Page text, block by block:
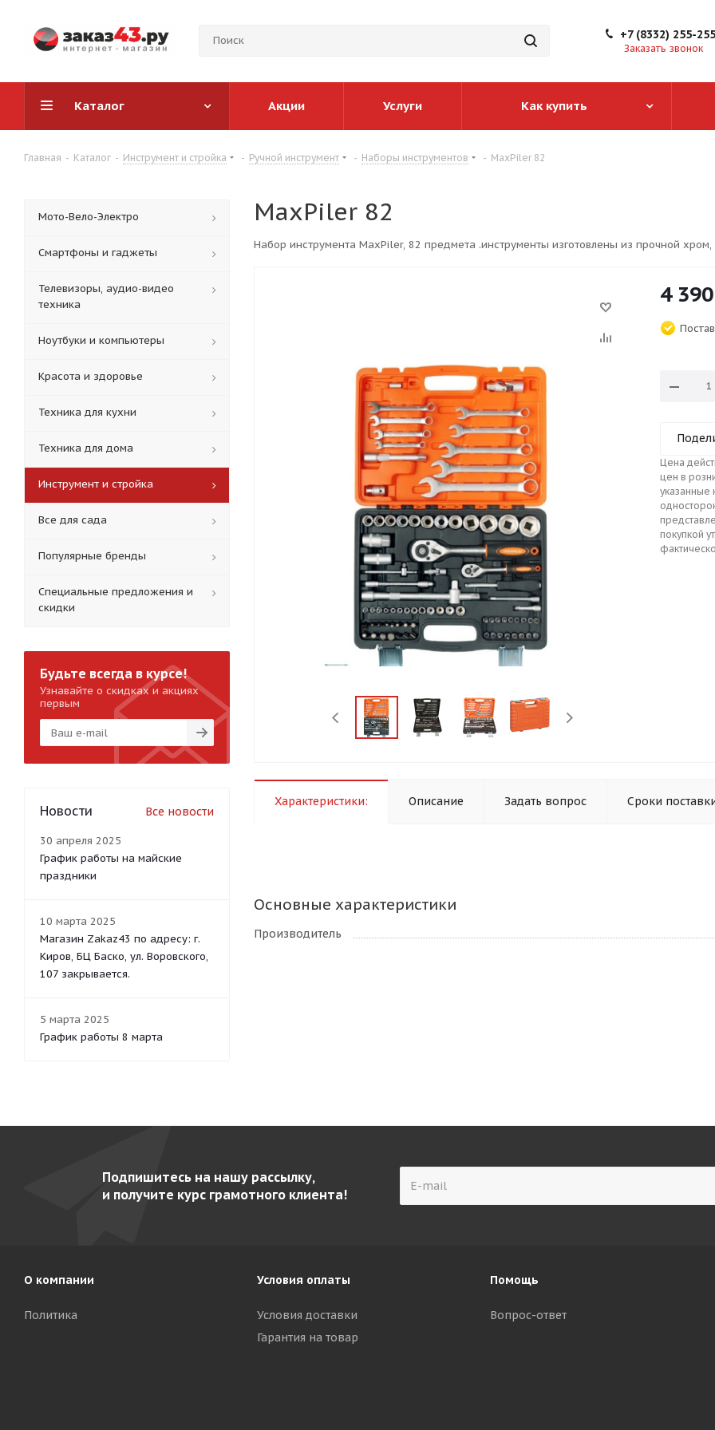
+7 (8332) 255-255
Заказать звонок
Каталог Акции Услуги Как купить
Главная - Каталог - Инструмент и стройка - Ручной инструмент - Наборы инструментов - MaxPiler 82
MaxPiler 82
Набор инструмента MaxPiler, 82 предмета .инструменты изготовлены из прочной хром,
4 390
Цена
цен в
указанные
покупкой
Характеристики: Описание Задать вопрос Сроки
Основные характеристики
Производитель
Мото-Вело-Электро
Смартфоны и гаджеты
Телевизоры, аудио-видео
техника
Ноутбуки и компьютеры
Красота и здоровье
Техника для кухни
Техника для дома
Инструмент и стройка
Все для сада
Популярные бренды
Специальные предложения и
скидки
Будьте всегда в курсе!
Узнавайте о скидках и акциях
первым
Новости Все новости
30 апреля 2025
График работы на майские
праздники
10 марта 2025
Магазин Zakaz43 по адресу: г.
Киров, БЦ Баско, ул. Воровского,
107 закрывается.
5 марта 2025
График работы 8 марта
Подпишитесь на нашу рассылку,
и получите курс грамотного клиента!
О компании
Политика
Условия оплаты
Условия доставки
Гарантия на товар
Помощь
Вопрос-ответ